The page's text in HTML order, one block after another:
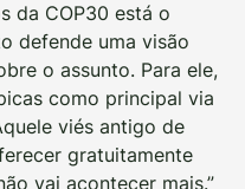
da COP30 está o
defende uma visão
o assunto. Para ele,
como principal via
viés antigo de
gratuitamente
vai acontecer mais.”